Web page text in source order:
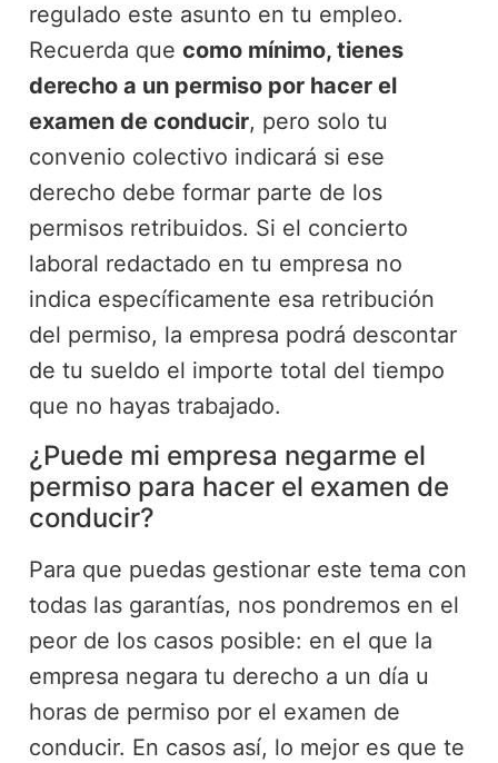
regulado este asunto en tu empleo.
Recuerda que como mínimo, tienes
derecho a un permiso por hacer el
examen de conducir, pero solo tu
convenio colectivo indicará si ese
derecho debe formar parte de los
permisos retribuidos. Si el concierto
laboral redactado en tu empresa no
indica específicamente esa retribución
del permiso, la empresa podrá descontar
de tu sueldo el importe total del tiempo
que no hayas trabajado.
¿Puede mi empresa negarme el
permiso para hacer el examen de
conducir?
Para que puedas gestionar este tema con
todas las garantías, nos pondremos en el
peor de los casos posible: en el que la
empresa negara tu derecho a un día u
horas de permiso por el examen de
conducir. En casos así, lo mejor es que te